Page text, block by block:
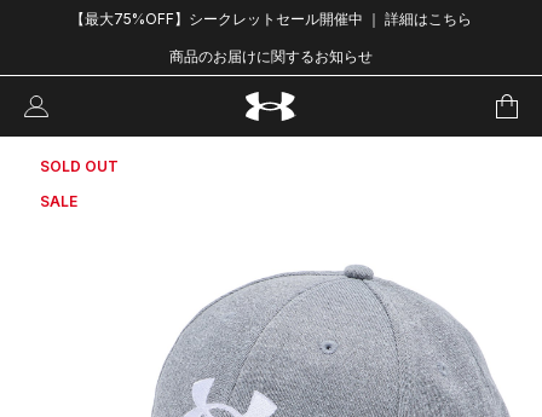
【最大75%OFF】シークレットセール開催中 ｜ 詳細はこちら
商品のお届けに関するお知らせ
SOLD OUT
SALE